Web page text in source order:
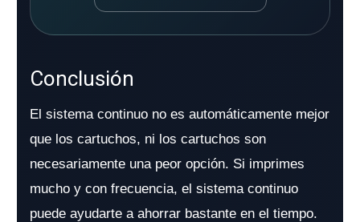
Conclusión
El sistema continuo no es automáticamente mejor
que los cartuchos, ni los cartuchos son
necesariamente una peor opción. Si imprimes
mucho y con frecuencia, el sistema continuo
puede ayudarte a ahorrar bastante en el tiempo.